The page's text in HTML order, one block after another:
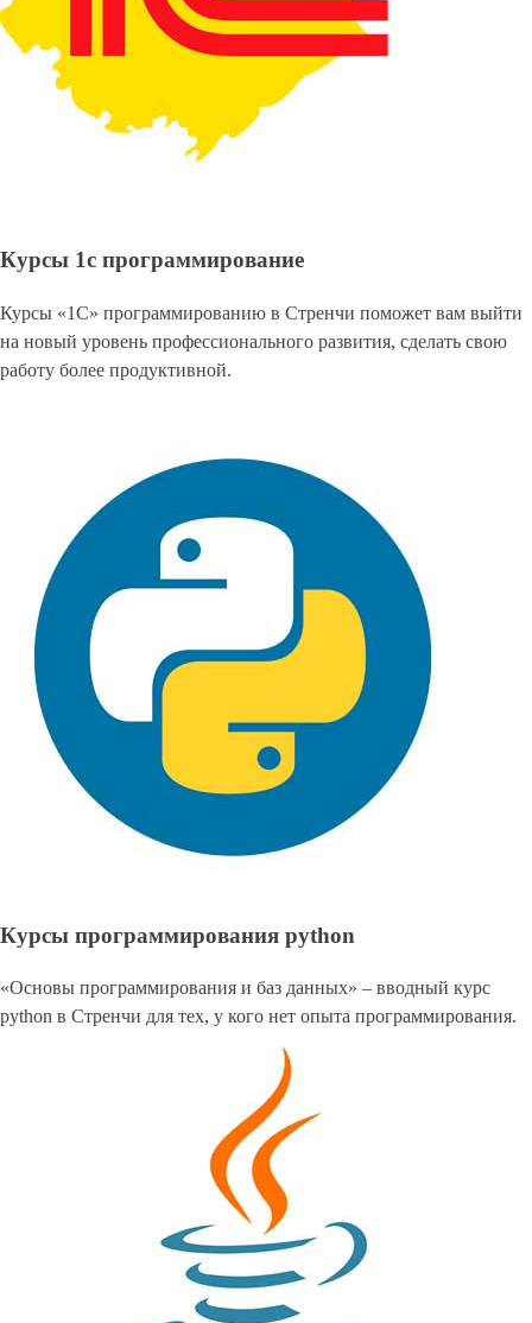
Курсы 1с программирование
Курсы «1С» программированию в Стренчи поможет вам выйти
на новый уровень профессионального развития, сделать свою
работу более продуктивной.
Курсы программирования python
«Основы программирования и баз данных» – вводный курс
python в Стренчи для тех, у кого нет опыта программирования.